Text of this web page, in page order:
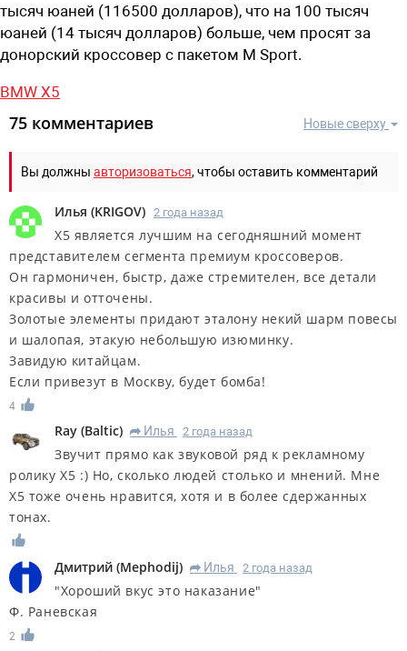
тысяч юаней (116500 долларов), что на 100 тысяч
юаней (14 тысяч долларов) больше, чем просят за
донорский кроссовер с пакетом M Sport.
BMW X5
Новые сверху
75 комментариев
Вы должны авторизоваться, чтобы оставить комментарий
Илья (KRIGOV) 2 года назад
Х5 является лучшим на сегодняшний момент
представителем сегмента премиум кроссоверов.
Он гармоничен, быстр, даже стремителен, все детали
красивы и отточены.
Золотые элементы придают эталону некий шарм повесы
и шалопая, этакую небольшую изюминку.
Завидую китайцам.
Если привезут в Москву, будет бомба!
4
Ray (Baltic) R Илья 2 года назад
Звучит прямо как звуковой ряд к рекламному
ролику X5 :) Но, сколько людей столько и мнений. Мне
X5 тоже очень нравится, хотя и в более сдержанных
тонах.
Дмитрий (Mephodij) R Илья 2 года назад
"Хороший вкус это наказание"
Ф. Раневская
2